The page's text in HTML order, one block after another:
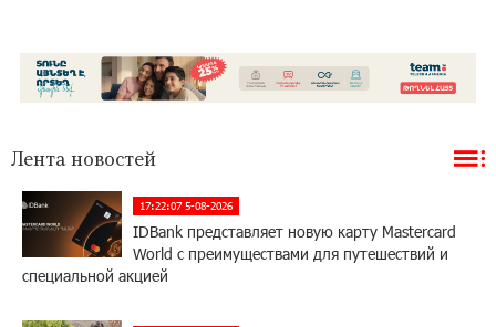
Лента новостей
17:22:07 5-08-2026
IDBank представляет новую карту Mastercard
World с преимуществами для путешествий и
специальной акцией